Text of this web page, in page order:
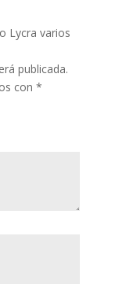
Lycra varios
publicada.
con *